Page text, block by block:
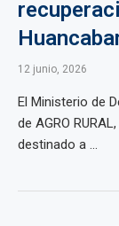
12 junio, 2026
El Ministerio de
de AGRO
destinado a ...